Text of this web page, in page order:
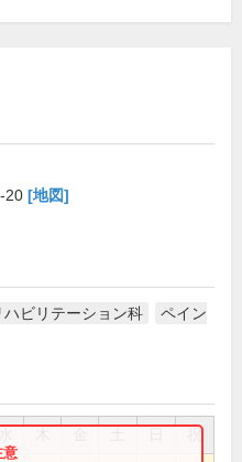
20 [地図]
ハビリテーション科
ペイン
祝